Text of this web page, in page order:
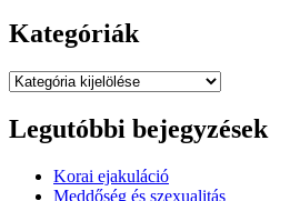
Kategóriák
Kategóriák
Legutóbbi bejegyzések
Korai ejakuláció
Meddőség és szexualitás